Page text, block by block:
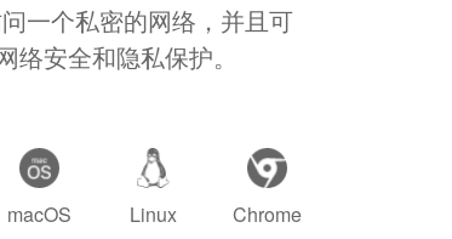
一个私密的网络，并且可
安全和隐私保护。
macOS Linux Chrome